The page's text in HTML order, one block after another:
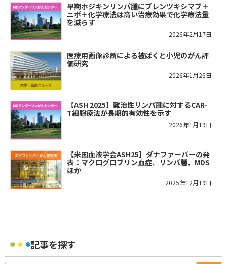
早期ホジキンリンパ腫にブレンツキシマブ＋
ニボ＋化学療法は高い治療効果で化学療法量
を減らす
2026年2月17日
医療用画像診断による被ばくと小児のがん評
価研究
2026年1月26日
【ASH 2025】難治性リンパ腫に対するCAR-
T細胞療法が長期的有効性を示す
2026年1月19日
【米国血液学会ASH25】ダナファーバーの発
表：マクログロブリン血症、リンパ腫、MDS
ほか
2025年12月19日
記事を探す